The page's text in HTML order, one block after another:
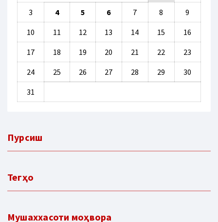
3 4 5 6 7 8 9
10 11 12 13 14 15 16
17 18 19 20 21 22 23
24 25 26 27 28 29 30
31
Пурсиш
Тегҳо
Мушаххасоти моҳвора